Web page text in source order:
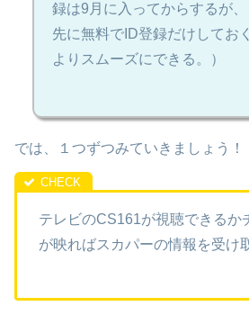
録は9月に入ってからするが、
先に無料でID登録だけしてお
よりスムーズにできる。）
では、１つずつみていきましょう！
テレビのCS161が視聴できるか
が映ればスカパーの情報を受け